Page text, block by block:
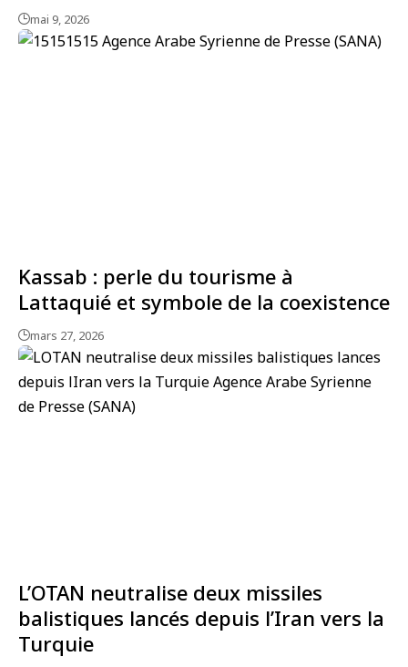
mai 9, 2026
Kassab : perle du tourisme à
Lattaquié et symbole de la coexistence
mars 27, 2026
L’OTAN neutralise deux missiles
balistiques lancés depuis l’Iran vers la
Turquie